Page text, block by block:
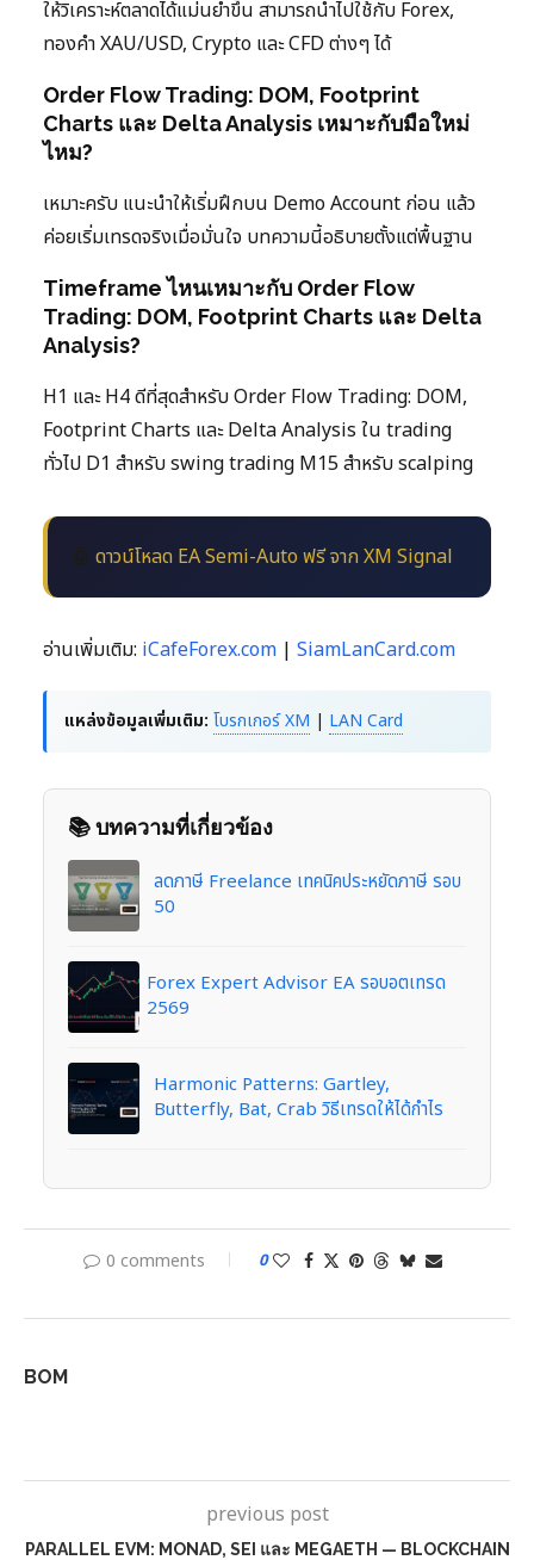
ให้วิเคราะห์ตลาดได้แม่นยำขึ้น สามารถนำไปใช้กับ Forex,
ทองคำ XAU/USD, Crypto และ CFD ต่างๆ ได้
Order Flow Trading: DOM, Footprint
Charts และ Delta Analysis เหมาะกับมือใหม่
ไหม?
เหมาะครับ แนะนำให้เริ่มฝึกบน Demo Account ก่อน แล้ว
ค่อยเริ่มเทรดจริงเมื่อมั่นใจ บทความนี้อธิบายตั้งแต่พื้นฐาน
Timeframe ไหนเหมาะกับ Order Flow
Trading: DOM, Footprint Charts และ Delta
Analysis?
H1 และ H4 ดีที่สุดสำหรับ Order Flow Trading: DOM,
Footprint Charts และ Delta Analysis ใน trading
ทั่วไป D1 สำหรับ swing trading M15 สำหรับ scalping
ดาวน์โหลด EA Semi-Auto ฟรี จาก XM Signal
อ่านเพิ่มเติม: iCafeForex.com | SiamLanCard.com
แหล่งข้อมูลเพิ่มเติม: โบรกเกอร์ XM | LAN Card
📚 บทความที่เกี่ยวข้อง
ลดภาษี Freelance เทคนิคประหยัดภาษี รอบ
50
Forex Expert Advisor EA รอบอตเทรด
2569
Harmonic Patterns: Gartley,
Butterfly, Bat, Crab วิธีเทรดให้ได้กำไร
0 comments 0
BOM
previous post
PARALLEL EVM: MONAD, SEI และ MEGAETH — BLOCKCHAIN